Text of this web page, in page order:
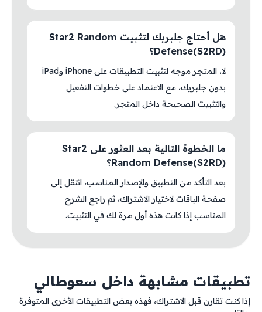
هل أحتاج جلبريك لتثبيت Star2 Random
Defense(S2RD)؟
لا، المتجر موجه لتثبيت التطبيقات على iPhone وiPad
بدون جلبريك، مع الاعتماد على خطوات التفعيل
والتثبيت الصحيحة داخل المتجر.
ما الخطوة التالية بعد العثور على Star2
Random Defense(S2RD)؟
بعد التأكد من التطبيق والإصدار المناسب، انتقل إلى
صفحة الباقات لاختيار الاشتراك، ثم راجع الشرح
المناسب إذا كانت هذه أول مرة لك في التثبيت.
تطبيقات مشابهة داخل سعوطالي
إذا كنت تقارن قبل الاشتراك، فهذه بعض التطبيقات الأخرى المتوفرة